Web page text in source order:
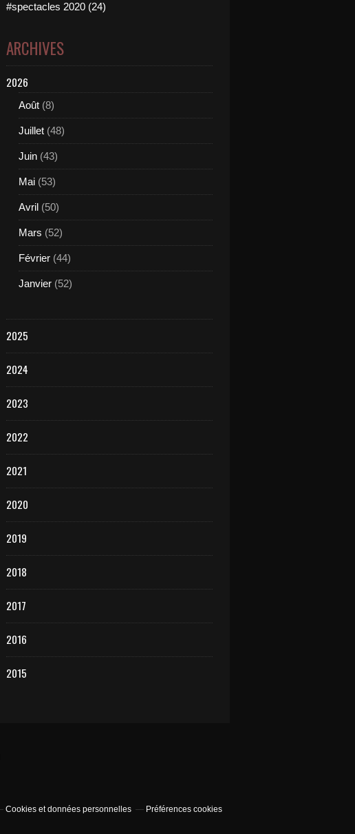
#spectacles 2020 (24)
ARCHIVES
2026
Août (8)
Juillet (48)
Juin (43)
Mai (53)
Avril (50)
Mars (52)
Février (44)
Janvier (52)
2025
2024
2023
2022
2021
2020
2019
2018
2017
2016
2015
Cookies et données personnelles Préférences cookies